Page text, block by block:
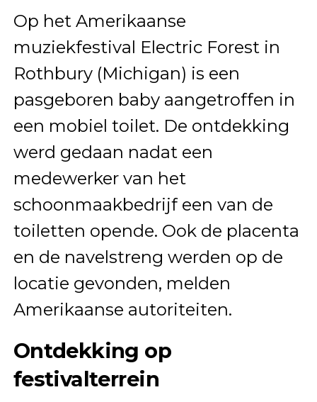
Op het Amerikaanse
muziekfestival Electric Forest in
Rothbury (Michigan) is een
pasgeboren baby aangetroffen in
een mobiel toilet. De ontdekking
werd gedaan nadat een
medewerker van het
schoonmaakbedrijf een van de
toiletten opende. Ook de placenta
en de navelstreng werden op de
locatie gevonden, melden
Amerikaanse autoriteiten.
Ontdekking op
festivalterrein